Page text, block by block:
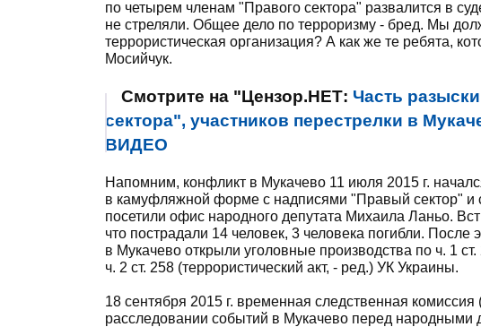
по четырем членам "Правого сектора" развалится в
не стреляли. Общее дело по терроризму - бред. Мы
террористическая организация? А как же те ребята,
Мосийчук.
Смотрите на "Цензор.НЕТ: Часть
сектора", участников перестрелки в
ВИДЕО
Напомним, конфликт в Мукачево 11 июля 2015 г.
в камуфляжной форме с надписями "Правый сектор" и
посетили офис народного депутата Михаила Ланьо.
что пострадали 14 человек, 3 человека погибли.
в Мукачево открыли уголовные производства по ч. 1
ч. 2 ст. 258 (террористический акт, - ред.) УК Украины.
18 сентября 2015 г. временная следственная
расследовании событий в Мукачево перед народными